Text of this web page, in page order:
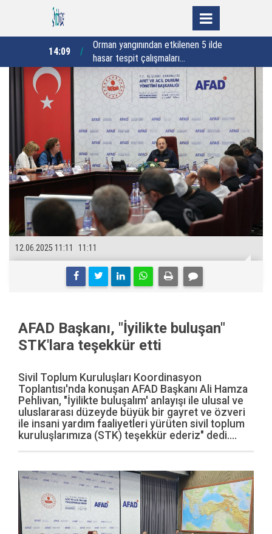
14:00
Şampiyon pehlivanlar ödüllerini
Kaymakam Demirdağ’ın elinden aldı
11:11
12.06.2025 11:11
AFAD Başkanı, "İyilikte buluşan"
STK'lara teşekkür etti
Sivil Toplum Kuruluşları Koordinasyon
Toplantısı'nda konuşan AFAD Başkanı Ali Hamza
Pehlivan, "İyilikte buluşalım' anlayışı ile ulusal ve
uluslararası düzeyde büyük bir gayret ve özveri
ile insani yardım faaliyetleri yürüten sivil toplum
kuruluşlarımıza (STK) teşekkür ederiz" dedi....